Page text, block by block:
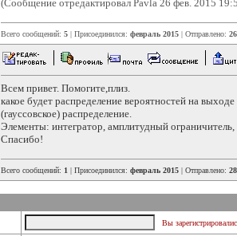
(Сообщение отредактировал Pavla 26 фев. 2015
Всего сообщений: 5 | Присоединился: февраль 2015 | Отправлено:
Всем привет. Помогите,плиз.
какое будет распределение вероятностей на
(гауссовское) распределение.
Элементы: интегратор, амплитудный ограничитель,
Спасибо!
Всего сообщений: 1 | Присоединился: февраль 2015 | Отправлено:
Вы